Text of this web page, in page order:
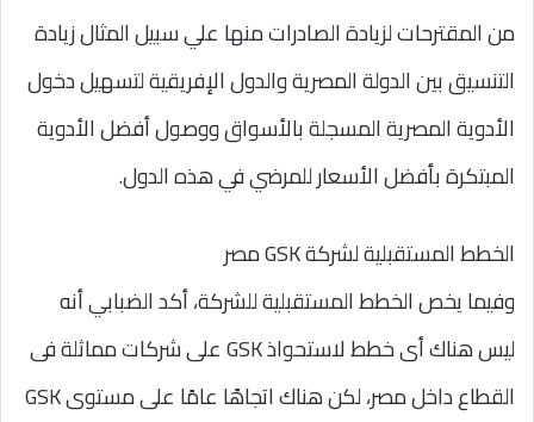
من المقترحات لزيادة الصادرات منها علي سبيل المثال زيادة
التنسيق بين الدولة المصرية والدول الإفريقية لتسهيل دخول
الأدوية المصرية المسجلة بالأسواق ووصول أفضل الأدوية
المبتكرة بأفضل الأسعار للمرضي في هذه الدول.
الخطط المستقبلية لشركة GSK مصر
وفيما يخص الخطط المستقبلية للشركة، أكد الضبابي أنه
ليس هناك أى خطط لاستحواذ GSK على شركات مماثلة فى
القطاع داخل مصر، لكن هناك اتجاهًا عامًا على مستوى GSK